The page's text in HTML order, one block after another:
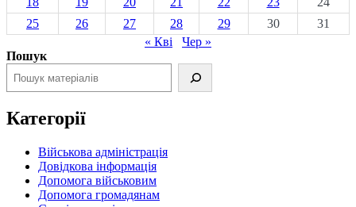
25
26 27 28 29 30
31
« Кві
Чер »
Пошук
Категорії
Військова адміністрація
Довідкова інформація
Допомога військовим
Допомога громадянам